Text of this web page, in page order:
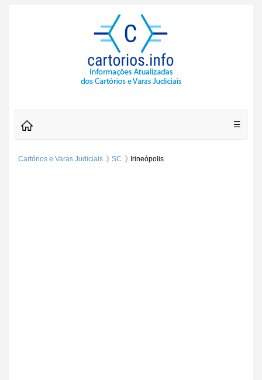
☰
Cartórios e Varas Judiciais SC Irineópolis